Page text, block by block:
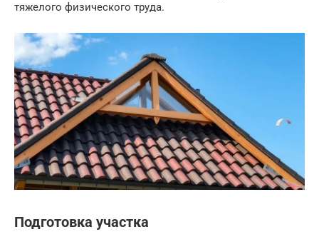
тяжелого физического труда.
Подготовка участка